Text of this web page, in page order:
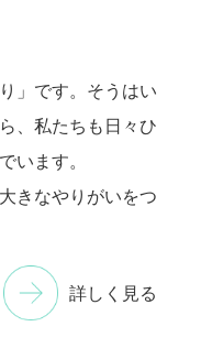
」です。そうはい
、私たちも日々ひ
います。
きなやりがいをつ
詳しく見る